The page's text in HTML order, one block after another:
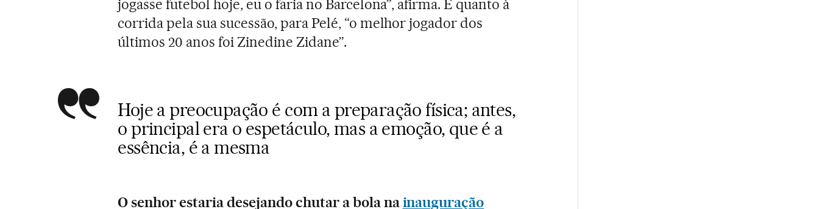
jogasse futebol hoje, eu o faria no Barcelona”, afirma. E quanto à
corrida pela sua sucessão, para Pelé, “o melhor jogador dos
últimos 20 anos foi Zinedine Zidane”.
Hoje a preocupação é com a preparação física; antes,
o principal era o espetáculo, mas a emoção, que é a
essência, é a mesma
O senhor estaria desejando chutar a bola nainauguração